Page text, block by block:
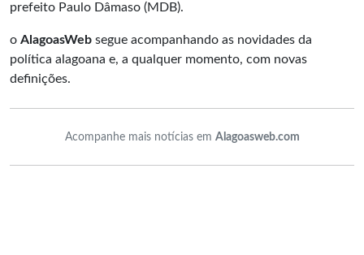
prefeito Paulo Dâmaso (MDB).
o AlagoasWeb segue acompanhando as novidades da
política alagoana e, a qualquer momento, com novas
definições.
Acompanhe mais notícias em Alagoasweb.com